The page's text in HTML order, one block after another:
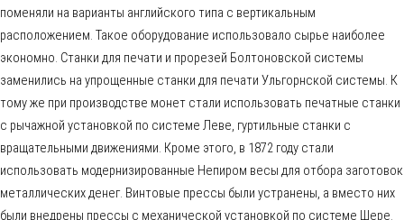
поменяли на варианты английского типа с вертикальным
расположением. Такое оборудование использовало сырье наиболее
экономно. Станки для печати и прорезей Болтоновской системы
заменились на упрощенные станки для печати Ульгорнской системы. К
тому же при производстве монет стали использовать печатные станки
с рычажной установкой по системе Леве, гуртильные станки с
вращательными движениями. Кроме этого, в 1872 году стали
использовать модернизированные Непиром весы для отбора заготовок
металлических денег. Винтовые прессы были устранены, а вместо них
были внедрены прессы с механической установкой по системе Шере.